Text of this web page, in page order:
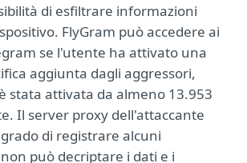
di esfiltrare informazioni
FlyGram può accedere ai
se l'utente ha attivato una
aggiunta dagli aggressori,
stata attivata da almeno 13.953
Il server proxy dell'attaccante
di registrare alcuni
può decriptare i dati e i